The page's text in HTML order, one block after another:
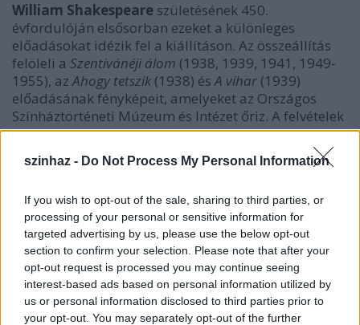
szinhaz - Do Not Process My Personal Information
If you wish to opt-out of the sale, sharing to third parties, or
processing of your personal or sensitive information for
targeted advertising by us, please use the below opt-out
section to confirm your selection. Please note that after your
opt-out request is processed you may continue seeing
interest-based ads based on personal information utilized by
us or personal information disclosed to third parties prior to
your opt-out. You may separately opt-out of the further
William Shakespeare születésének 450.
évfordulóján elsősorban ezeket a különleges
előadásokat idézik fel a kiállításon. Az összeállítás
felöleli a Szentivánéji álom (1938, 1939, 1941, 1949-
1955), azAhogy tetszik (1938) ésA vihar (1939)
előadásának fényképeit, amelyeket az Országos
Színháztörténeti Múzeum és Intézet őriz. A felvételek
nemcsak a színháztörténeti eseményeket
illusztrálják, a magyar fotótörténetnek is értékes
darabjai.